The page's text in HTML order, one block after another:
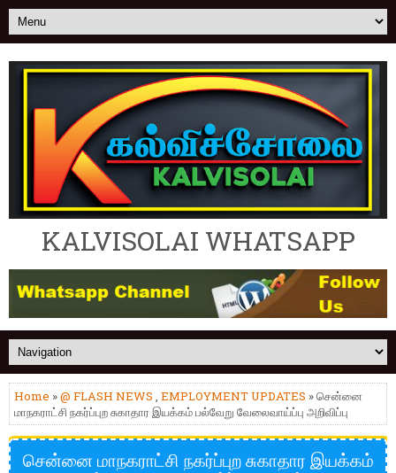
KALVISOLAI WHATSAPP
Home »@ FLASH NEWS , EMPLOYMENT UPDATES » சென்னை
மாநகராட்சி நகர்ப்புற சுகாதார இயக்கம் பல்வேறு வேலைவாய்ப்பு அறிவிப்பு
சென்னை மாநகராட்சி நகர்ப்புற சுகாதார இயக்கம்